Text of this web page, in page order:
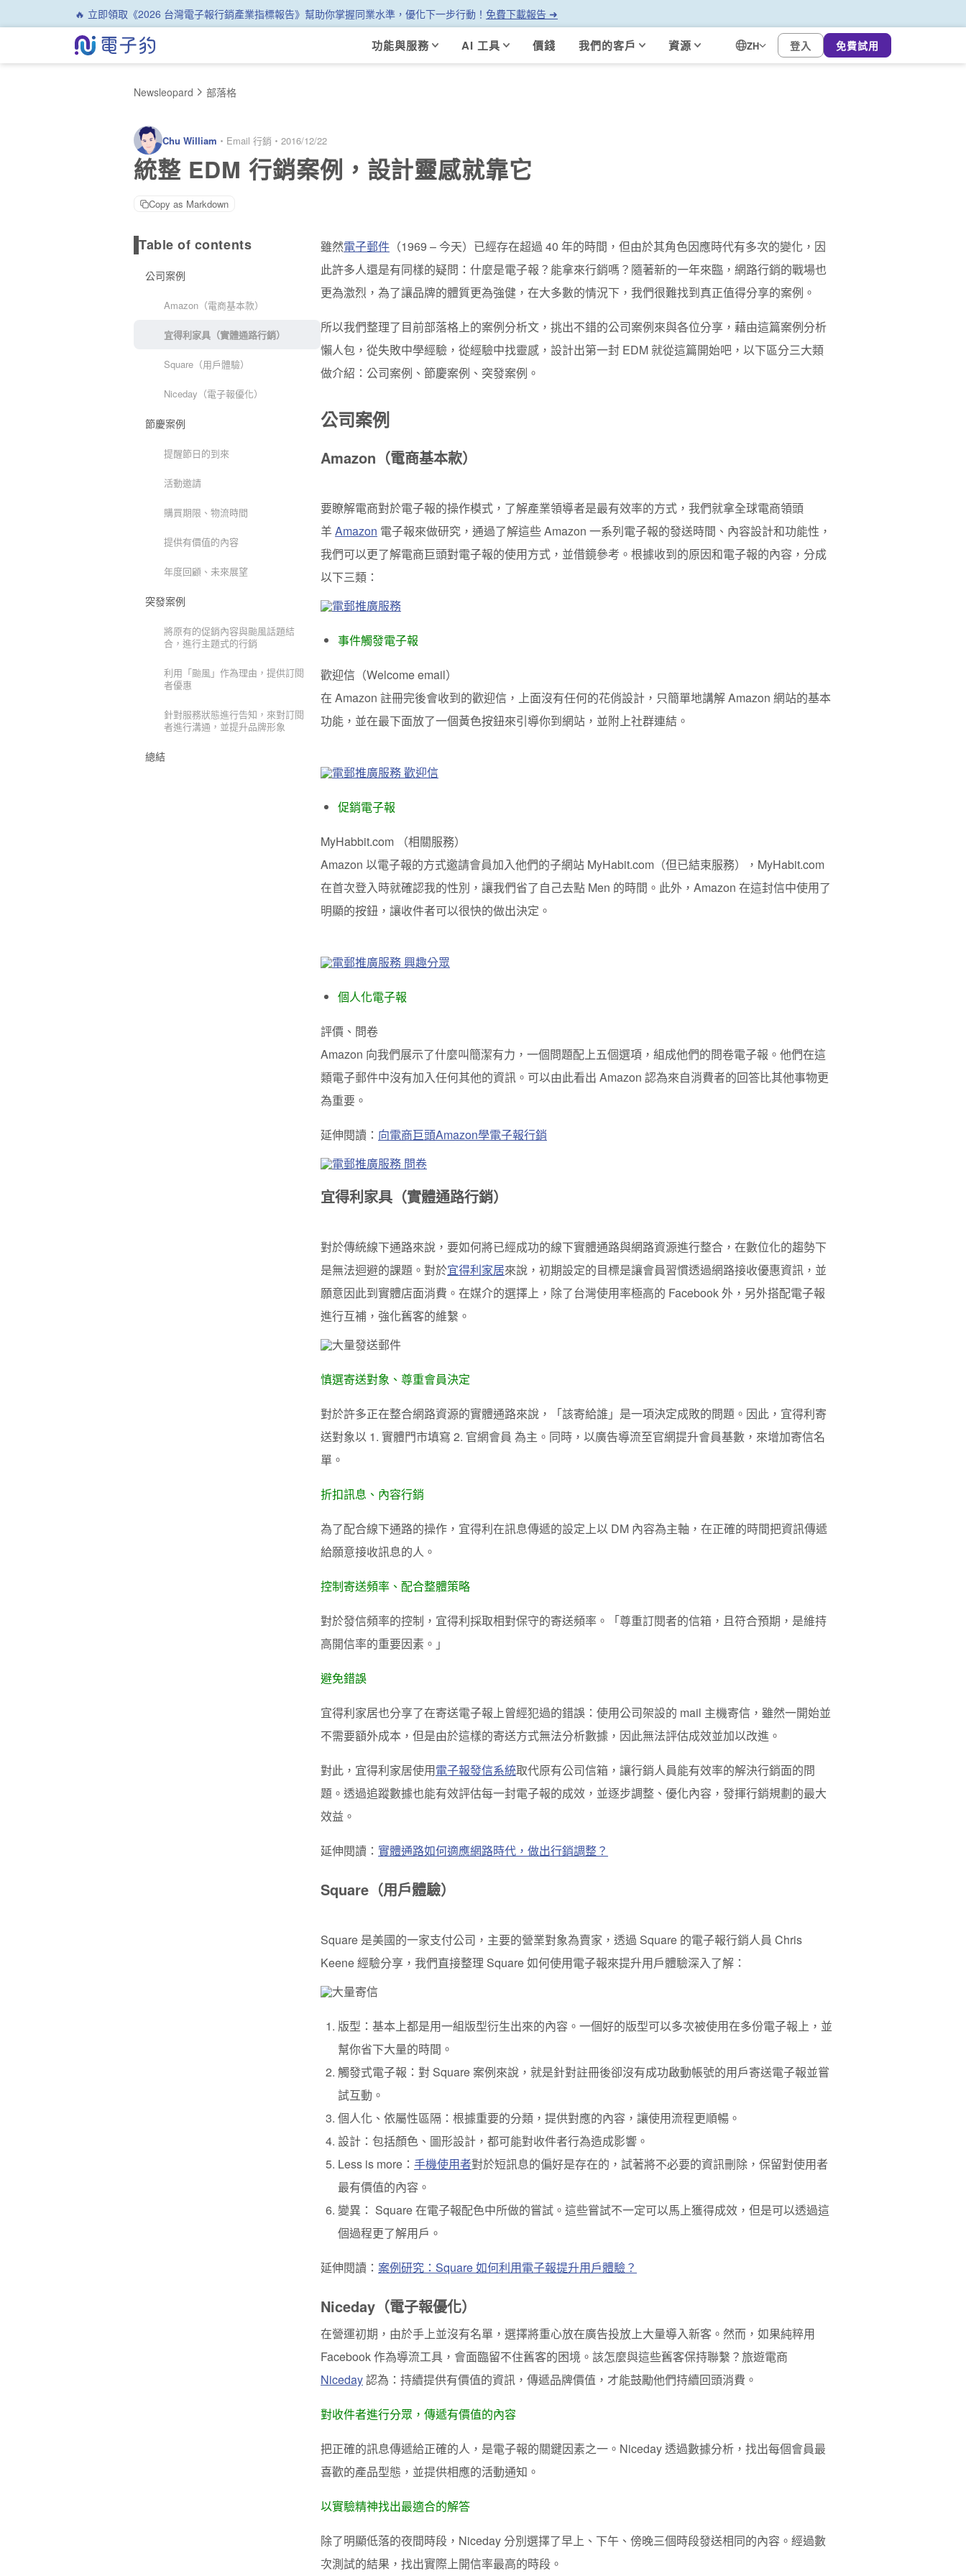
🔥 立即領取《2026 台灣電子報行銷產業指標報告》幫助你掌握同業水準，優化下一步行動！ 免費下載報告 ➜
功能與服務 AI 工具 價錢 我們的客戶 資源 ZH 登入 免費試用
Newsleopard 部落格
Chu William ・ Email 行銷 ・ 2016/12/22
統整 EDM 行銷案例，設計靈感就靠它
Copy as Markdown
Table of contents
公司案例
Amazon（電商基本款）
宜得利家具（實體通路行銷）
Square（用戶體驗）
Niceday（電子報優化）
節慶案例
提醒節日的到來
活動邀請
購買期限、物流時間
提供有價值的內容
年度回顧、未來展望
突發案例
將原有的促銷內容與颱風話題結
合，進行主題式的行銷
利用「颱風」作為理由，提供訂閱
者優惠
針對服務狀態進行告知，來對訂閱
者進行溝通，並提升品牌形象
總結
雖然電子郵件 （1969 – 今天）已經存在超過 40 年的時間，但由於其角色因應時代有多次的變化，因
此許多人還是有同樣的疑問：什麼是電子報？能拿來行銷嗎？ 隨著新的一年來臨，網路行銷的戰場也
更為激烈，為了讓品牌的體質更為強健，在大多數的情況下，我們很難找到真正值得分享的案例。
所以我們整理了目前部落格上的案例分析文，挑出不錯的公司案例來與各位分享，藉由這篇案例分析
懶人包，從失敗中學經驗，從經驗中找靈感，設計出第一封 EDM 就從這篇開始吧，以下區分三大類
做介紹：公司案例、節慶案例、突發案例。
公司案例
Amazon（電商基本款）
要瞭解電商對於電子報的操作模式，了解產業領導者是最有效率的方式，我們就拿全球電商領頭
羊Amazon 電子報來做研究，通過了解這些 Amazon 一系列電子報的發送時間、內容設計和功能性，
我們可以更了解電商巨頭對電子報的使用方式，並借鏡參考。 根據收到的原因和電子報的內容，分成
以下三類：
事件觸發電子報
歡迎信（Welcome email）
在 Amazon 註冊完後會收到的歡迎信，上面沒有任何的花俏設計，只簡單地講解 Amazon 網站的基本
功能，並在最下面放了一個黃色按鈕來引導你到網站，並附上社群連結。
促銷電子報
MyHabbit.com （相關服務）
Amazon 以電子報的方式邀請會員加入他們的子網站 MyHabit.com（但已結束服務），MyHabit.com
在首次登入時就確認我的性別，讓我們省了自己去點 Men 的時間。此外，Amazon 在這封信中使用了
明顯的按鈕，讓收件者可以很快的做出決定。
個人化電子報
評價、問卷
Amazon 向我們展示了什麼叫簡潔有力，一個問題配上五個選項，組成他們的問卷電子報。他們在這
類電子郵件中沒有加入任何其他的資訊。可以由此看出 Amazon 認為來自消費者的回答比其他事物更
為重要。
延伸閱讀： 向電商巨頭Amazon學電子報行銷
宜得利家具（實體通路行銷）
對於傳統線下通路來說，要如何將已經成功的線下實體通路與網路資源進行整合，在數位化的趨勢下
是無法迴避的課題。對於宜得利家居來說，初期設定的目標是讓會員習慣透過網路接收優惠資訊，並
願意因此到實體店面消費。在媒介的選擇上，除了台灣使用率極高的 Facebook 外，另外搭配電子報
進行互補，強化舊客的維繫。
慎選寄送對象、尊重會員決定
對於許多正在整合網路資源的實體通路來說，「該寄給誰」是一項決定成敗的問題。因此，宜得利寄
送對象以 1. 實體門市填寫 2. 官網會員 為主。同時，以廣告導流至官網提升會員基數，來增加寄信名
單。
折扣訊息、內容行銷
為了配合線下通路的操作，宜得利在訊息傳遞的設定上以 DM 內容為主軸，在正確的時間把資訊傳遞
給願意接收訊息的人。
控制寄送頻率、配合整體策略
對於發信頻率的控制，宜得利採取相對保守的寄送頻率。「尊重訂閱者的信箱，且符合預期，是維持
高開信率的重要因素。」
避免錯誤
宜得利家居也分享了在寄送電子報上曾經犯過的錯誤：使用公司架設的 mail 主機寄信，雖然一開始並
不需要額外成本，但是由於這樣的寄送方式無法分析數據，因此無法評估成效並加以改進。
對此，宜得利家居使用電子報發信系統取代原有公司信箱，讓行銷人員能有效率的解決行銷面的問
題。透過追蹤數據也能有效評估每一封電子報的成效，並逐步調整、優化內容，發揮行銷規劃的最大
效益。
延伸閱讀： 實體通路如何適應網路時代，做出行銷調整？
Square（用戶體驗）
Square 是美國的一家支付公司，主要的營業對象為賣家，透過 Square 的電子報行銷人員 Chris
Keene 經驗分享，我們直接整理 Square 如何使用電子報來提升用戶體驗深入了解：
版型：基本上都是用一組版型衍生出來的內容。一個好的版型可以多次被使用在多份電子報上，並
幫你省下大量的時間。
觸發式電子報：對 Square 案例來說，就是針對註冊後卻沒有成功啟動帳號的用戶寄送電子報並嘗
試互動。
個人化、依屬性區隔：根據重要的分類，提供對應的內容，讓使用流程更順暢。
設計：包括顏色、圖形設計，都可能對收件者行為造成影響。
Less is more： 手機使用者對於短訊息的偏好是存在的，試著將不必要的資訊刪除，保留對使用者
最有價值的內容。
變異： Square 在電子報配色中所做的嘗試。這些嘗試不一定可以馬上獲得成效，但是可以透過這
個過程更了解用戶。
延伸閱讀： 案例研究：Square 如何利用電子報提升用戶體驗？
Niceday（電子報優化）
在營運初期，由於手上並沒有名單，選擇將重心放在廣告投放上大量導入新客。然而，如果純粹用
Facebook 作為導流工具，會面臨留不住舊客的困境。該怎麼與這些舊客保持聯繫？旅遊電商
Niceday認為： 持續提供有價值的資訊，傳遞品牌價值，才能鼓勵他們持續回頭消費。
對收件者進行分眾，傳遞有價值的內容
把正確的訊息傳遞給正確的人，是電子報的關鍵因素之一。Niceday 透過數據分析，找出每個會員最
喜歡的產品型態，並提供相應的活動通知。
以實驗精神找出最適合的解答
除了明顯低落的夜間時段，Niceday 分別選擇了早上、下午、傍晚三個時段發送相同的內容。經過數
次測試的結果，找出實際上開信率最高的時段。